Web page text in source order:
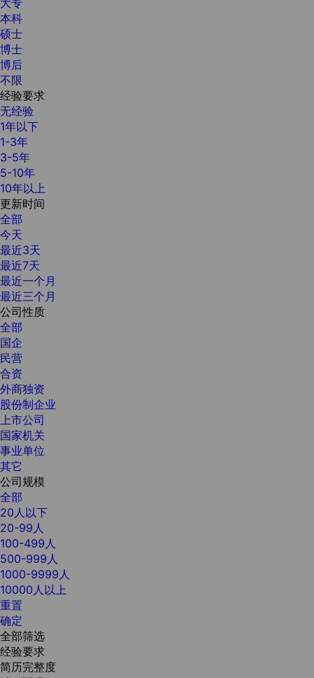
本科
硕士
博士
博后
不限
经验要求
无经验
1年以下
1-3年
3-5年
5-10年
10年以上
更新时间
全部
今天
最近3天
最近7天
最近一个月
最近三个月
公司性质
全部
国企
民营
合资
外商独资
股份制企业
上市公司
国家机关
事业单位
其它
公司规模
全部
20人以下
20-99人
100-499人
500-999人
1000-9999人
10000人以上
重置
确定
全部筛选
经验要求
简历完整度